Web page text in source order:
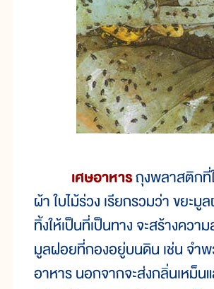
เศษอาหารถุงพลาสติกที่
ผ้า ใบไม้ร่วง เรียกรวมว่า ขยะมู
ทิ้งให้เป็นที่เป็นทาง จะสร้างควา
มูลฝอยที่กองอยู่บนดิน เช่น จำ
อาหาร นอกจากจะส่งกลิ่นเหม็น